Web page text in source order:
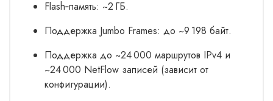
Flash‑память: ~2 ГБ.
Поддержка Jumbo Frames: до ~9 198 байт.
Поддержка до ~24 000 маршрутов IPv4 и
~24 000 NetFlow записей (зависит от
конфигурации).